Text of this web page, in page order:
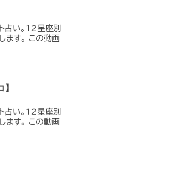
占い。12星座別
ます。 この動画
占い。12星座別
ます。 この動画